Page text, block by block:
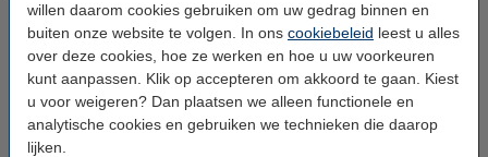
willen daarom cookies gebruiken om uw gedrag binnen en
buiten onze website te volgen. In ons cookiebeleid leest u alles
over deze cookies, hoe ze werken en hoe u uw voorkeuren
kunt aanpassen. Klik op accepteren om akkoord te gaan. Kiest
u voor weigeren? Dan plaatsen we alleen functionele en
analytische cookies en gebruiken we technieken die daarop
lijken.
opgemeten omtrek.
Van / tot (in cm) Maat
Engelse maat
18-19 cm
XS
5/6
19-20 cm
S
6/7
21-22 cm
M
7/8